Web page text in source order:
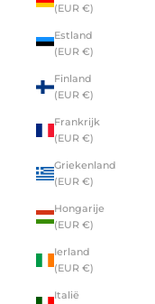
(EUR €)
Estland
(EUR €)
Finland
(EUR €)
Frankrijk
(EUR €)
Griekenland
(EUR €)
Hongarije
(EUR €)
Ierland
(EUR €)
Italië